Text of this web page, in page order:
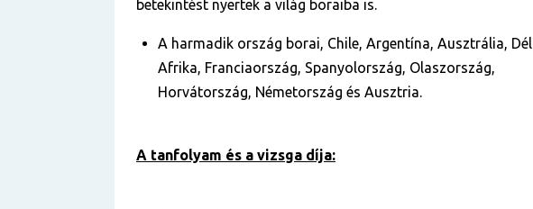
betekintést nyertek a világ boraiba is.
A harmadik ország borai, Chile, Argentína, Ausztrália, Dél
Afrika, Franciaország, Spanyolország, Olaszország,
Horvátország, Németország és Ausztria.
A tanfolyam és a vizsga díja: